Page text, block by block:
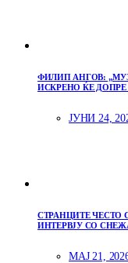
ФИЛИП АНГОВ:
ИСКРЕНО ЌЕ ДОПРЕ
ЈУНИ 24,
СТРАНЦИТЕ ЧЕСТО
ИНТЕРВЈУ СО
МАЈ 21,